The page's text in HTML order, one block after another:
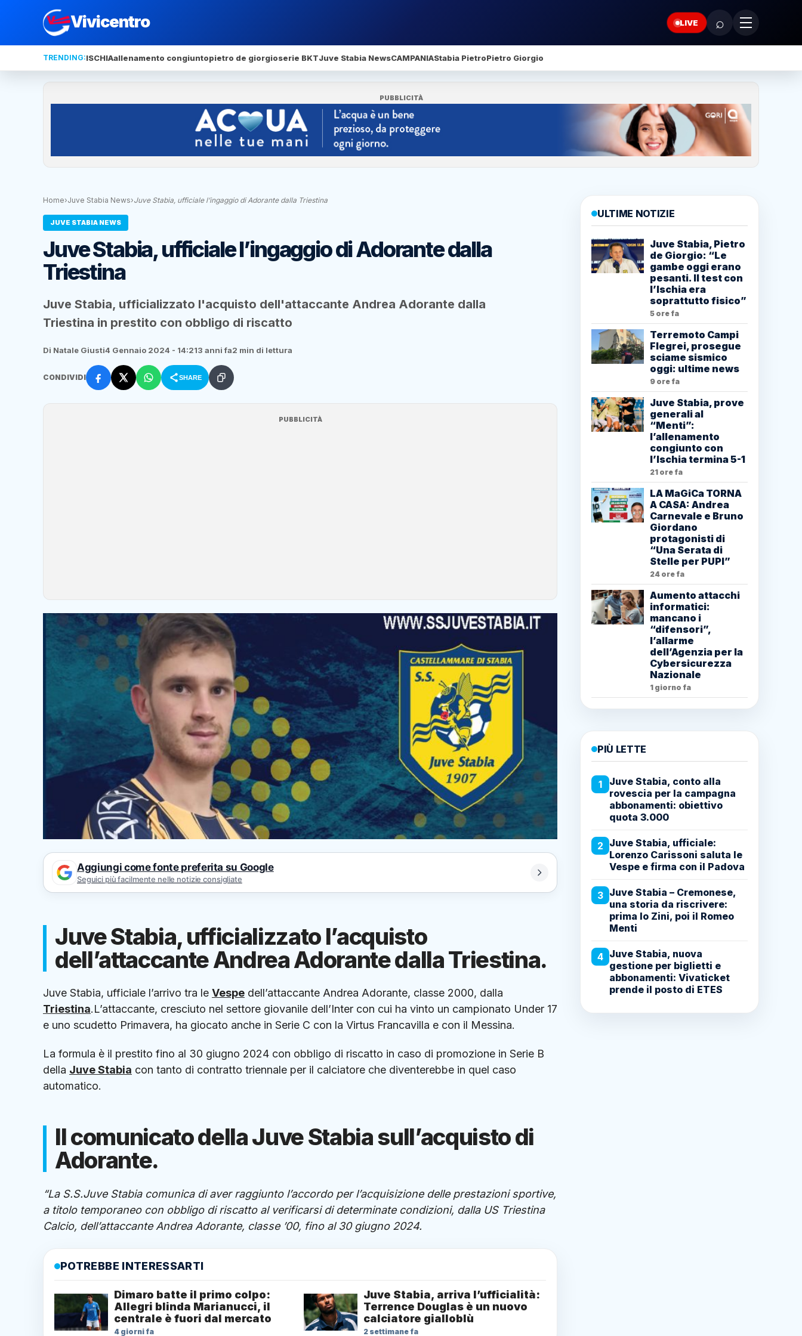
Vivicentro LIVE ⌕
TRENDING:ISCHIAallenamento congiuntopietro de giorgioserie BKTJuve Stabia NewsCAMPANIAStabia PietroPietro Giorgio
PUBBLICITÀ
Home›Juve Stabia News›Juve Stabia, ufficiale l’ingaggio di Adorante dalla Triestina
JUVE STABIA NEWS
Juve Stabia, ufficiale l’ingaggio di Adorante dalla
Triestina
Juve Stabia, ufficializzato l'acquisto dell'attaccante Andrea Adorante dalla
Triestina in prestito con obbligo di riscatto
Di Natale Giusti4 Gennaio 2024 - 14:213 anni fa2 min di lettura
CONDIVIDI SHARE
PUBBLICITÀ
Aggiungi come fonte preferita su Google
Seguici più facilmente nelle notizie consigliate
Juve Stabia, ufficializzato l’acquisto
dell’attaccante Andrea Adorante dalla Triestina.
Juve Stabia, ufficiale l’arrivo tra le Vespe dell’attaccante Andrea Adorante, classe 2000, dalla
Triestina.L’attaccante, cresciuto nel settore giovanile dell’Inter con cui ha vinto un campionato Under 17
e uno scudetto Primavera, ha giocato anche in Serie C con la Virtus Francavilla e con il Messina.
La formula è il prestito fino al 30 giugno 2024 con obbligo di riscatto in caso di promozione in Serie B
della Juve Stabia con tanto di contratto triennale per il calciatore che diventerebbe in quel caso
automatico.
Il comunicato della Juve Stabia sull’acquisto di
Adorante.
“La S.S.Juve Stabia comunica di aver raggiunto l’accordo per l’acquisizione delle prestazioni sportive,
a titolo temporaneo con obbligo di riscatto al verificarsi di determinate condizioni, dalla US Triestina
Calcio, dell’attaccante Andrea Adorante, classe ’00, fino al 30 giugno 2024.
POTREBBE INTERESSARTI
Dimaro batte il primo colpo:
Allegri blinda Marianucci, il
centrale è fuori dal mercato
4 giorni fa
Juve Stabia, arriva l’ufficialità:
Terrence Douglas è un nuovo
calciatore gialloblù
2 settimane fa
ULTIME NOTIZIE
Juve Stabia, Pietro
de Giorgio: “Le
gambe oggi erano
pesanti. Il test con
l’Ischia era
soprattutto fisico”
5 ore fa
Terremoto Campi
Flegrei, prosegue
sciame sismico
oggi: ultime news
9 ore fa
Juve Stabia, prove
generali al
“Menti”:
l’allenamento
congiunto con
l’Ischia termina 5-1
21 ore fa
LA MaGiCa TORNA
A CASA: Andrea
Carnevale e Bruno
Giordano
protagonisti di
“Una Serata di
Stelle per PUPI”
24 ore fa
Aumento attacchi
informatici:
mancano i
“difensori”,
l’allarme
dell’Agenzia per la
Cybersicurezza
Nazionale
1 giorno fa
PIÙ LETTE
1
Juve Stabia, conto alla
rovescia per la campagna
abbonamenti: obiettivo
quota 3.000
2 Juve Stabia, ufficiale:
Lorenzo Carissoni saluta le
Vespe e firma con il Padova
3 Juve Stabia – Cremonese,
una storia da riscrivere:
prima lo Zini, poi il Romeo
Menti
4 Juve Stabia, nuova
gestione per biglietti e
abbonamenti: Vivaticket
prende il posto di ETES